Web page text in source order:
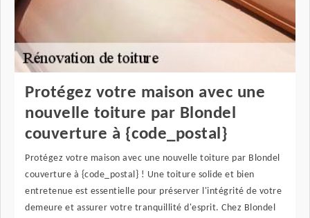
Protégez votre maison avec une
nouvelle toiture par Blondel
couverture à {code_postal}
Protégez votre maison avec une nouvelle toiture par Blondel
couverture à {code_postal} ! Une toiture solide et bien
entretenue est essentielle pour préserver l'intégrité de votre
demeure et assurer votre tranquillité d'esprit. Chez Blondel